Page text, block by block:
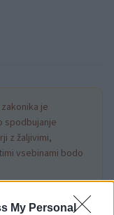
My Personal
je
spodbujanje
z žaljivimi,
vsebinami bodo